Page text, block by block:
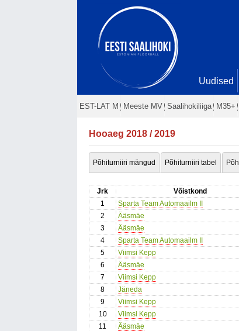
Uudised
EST-LAT M Meeste MV Saalihokiliiga M35+
Hooaeg 2018 / 2019
Põhiturniiri mängud Põhiturniiri tabel
Jrk Võistkond
1
Sparta Team Automaailm II
2
Ääsmäe
3
Ääsmäe
4
Sparta Team Automaailm II
5
Viimsi Kepp
6
Ääsmäe
7
Viimsi Kepp
8
Jäneda
9
Viimsi Kepp
10
Viimsi Kepp
11
Ääsmäe